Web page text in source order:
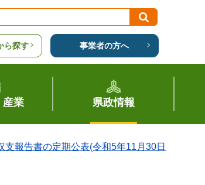
ら探す 事業者の方へ
産業 県政情報
支報告書の定期公表(令和5年11月30日